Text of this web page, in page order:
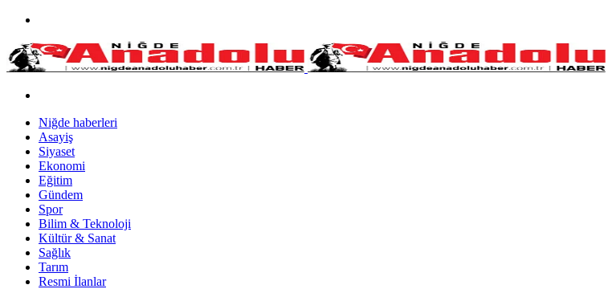
Niğde haberleri
Asayiş
Siyaset
Ekonomi
Eğitim
Gündem
Spor
Bilim & Teknoloji
Kültür & Sanat
Sağlık
Tarım
Resmi İlanlar